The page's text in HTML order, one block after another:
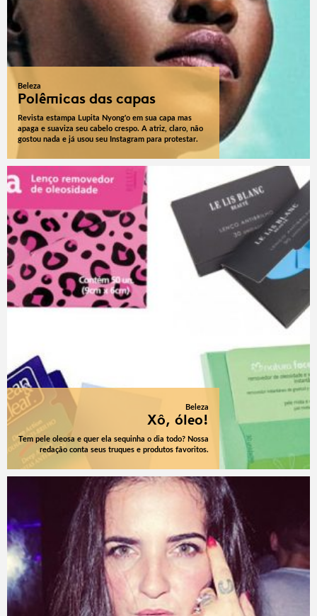
Beleza
Polêmicas das capas
Revista estampa Lupita Nyong'o em sua capa mas
apaga e suaviza seu cabelo crespo. A atriz, claro, não
gostou nada e já usou seu Instagram para protestar.
Beleza
Xô, óleo!
Tem pele oleosa e quer ela sequinha o dia todo? Nossa
redação conta seus truques e produtos favoritos.